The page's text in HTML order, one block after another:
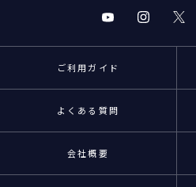
ご利用ガイド
よくある質問
会社概要